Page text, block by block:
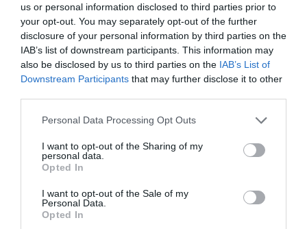
us or personal information disclosed to third parties prior to
your opt-out. You may separately opt-out of the further
disclosure of your personal information by third parties on the
IAB’s list of downstream participants. This information may
also be disclosed by us to third parties on the IAB’s List of
Downstream Participants that may further disclose it to other
Personal Data Processing Opt Outs
I want to opt-out of the Sharing of my
personal data.
Opted In
I want to opt-out of the Sale of my
Personal Data.
Opted In
Παρόλο που υπέφερε από χρόνιο πόνο,
κατάφερε να αποφοιτήσει από το πανεπιστήμιο
και να πιάσει δουλειά στηΓουόλ Στριτ, προτού
στραφεί στον τομέα της υγείας. «Η δική του
ιστορία τροφοδοτεί ό,τι κάνει» σύμφωνα με το
βιογραφικό στην ιστοσελίδα του. «
Αφού έζησε
διαγνωστεί σωστά
και ένα συναισθηματικό
τραύμα, βρήκε τον τρόπο να θεραπεύσει και το
σώμα και την ψυχή του. Η δουλειά του πηγάζει
από αυτή την εμπειρία – και από την πιστή πως